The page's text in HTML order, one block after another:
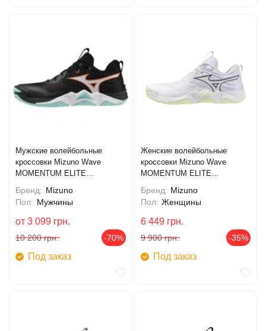
Мужские волейбольные
кроссовки Mizuno Wave
MOMENTUM ELITE
Бренд: Mizuno
Пол: Мужчины
от 3 099 грн.
10 200 грн. -70%
Под заказ
Женские волейбольные
кроссовки Mizuno Wave
MOMENTUM ELITE
Бренд: Mizuno
Пол: Женщины
6 449 грн.
9 900 грн. -35%
Под заказ